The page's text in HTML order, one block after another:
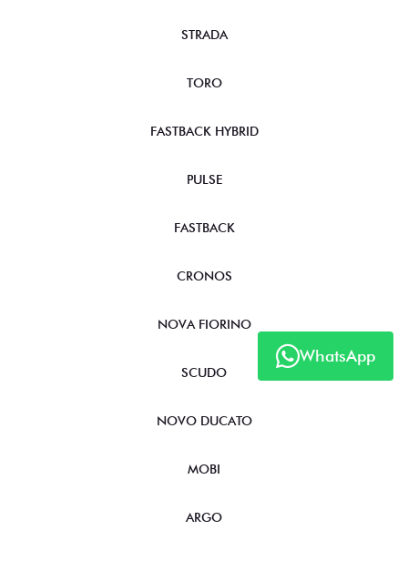
WhatsApp
STRADA
TORO
FASTBACK HYBRID
PULSE
FASTBACK
CRONOS
NOVA FIORINO
SCUDO
NOVO DUCATO
MOBI
ARGO